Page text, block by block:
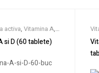
activa, Vitamina A,
si D (60 tablete)